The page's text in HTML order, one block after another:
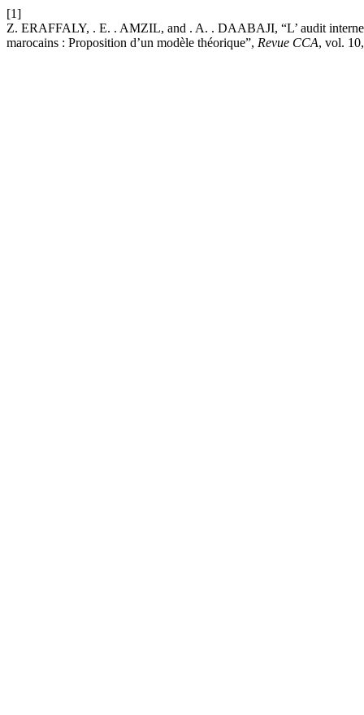
[1]
Z. ERAFFALY, . E. . AMZIL, and . A. . DAABAJI, “L’ audit interne
marocains : Proposition d’un modèle théorique”, Revue CCA, vol.